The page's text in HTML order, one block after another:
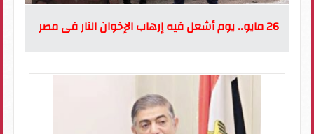
26 مايو.. يوم أشعل فيه إرهاب الإخوان النار فى مصر